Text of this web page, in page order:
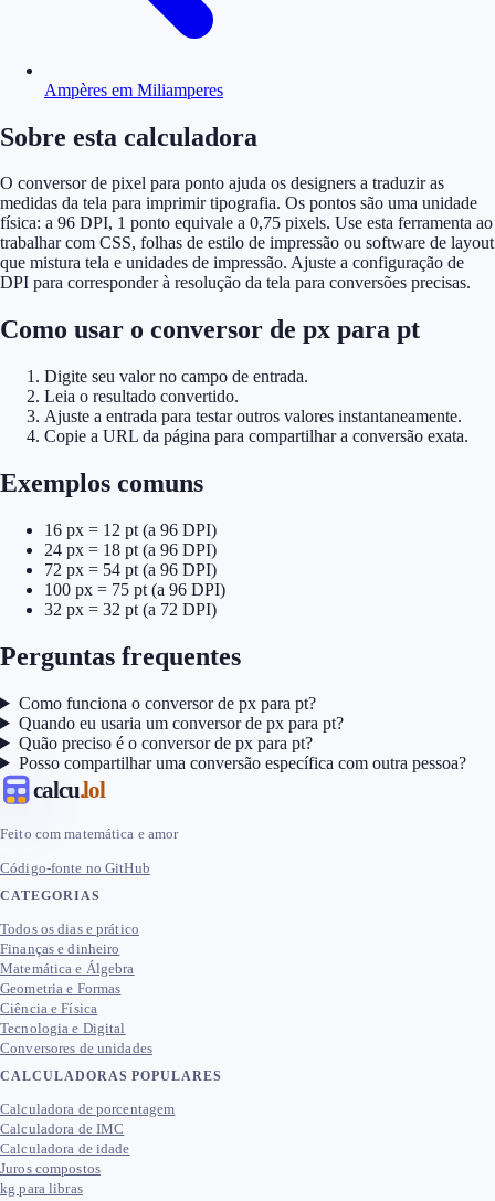
Ampères em Miliamperes
Sobre esta calculadora
O conversor de pixel para ponto ajuda os designers a traduzir as
medidas da tela para imprimir tipografia. Os pontos são uma unidade
física: a 96 DPI, 1 ponto equivale a 0,75 pixels. Use esta ferramenta ao
trabalhar com CSS, folhas de estilo de impressão ou software de layout
que mistura tela e unidades de impressão. Ajuste a configuração de
DPI para corresponder à resolução da tela para conversões precisas.
Como usar o conversor de px para pt
Digite seu valor no campo de entrada.
Leia o resultado convertido.
Ajuste a entrada para testar outros valores instantaneamente.
Copie a URL da página para compartilhar a conversão exata.
Exemplos comuns
16 px = 12 pt (a 96 DPI)
24 px = 18 pt (a 96 DPI)
72 px = 54 pt (a 96 DPI)
100 px = 75 pt (a 96 DPI)
32 px = 32 pt (a 72 DPI)
Perguntas frequentes
Como funciona o conversor de px para pt?
Quando eu usaria um conversor de px para pt?
Quão preciso é o conversor de px para pt?
Posso compartilhar uma conversão específica com outra pessoa?
calcu.lol
Feito com matemática e amor
Código-fonte no GitHub
CATEGORIAS
Todos os dias e prático
Finanças e dinheiro
Matemática e Álgebra
Geometria e Formas
Ciência e Física
Tecnologia e Digital
Conversores de unidades
CALCULADORAS POPULARES
Calculadora de porcentagem
Calculadora de IMC
Calculadora de idade
Juros compostos
kg para libras